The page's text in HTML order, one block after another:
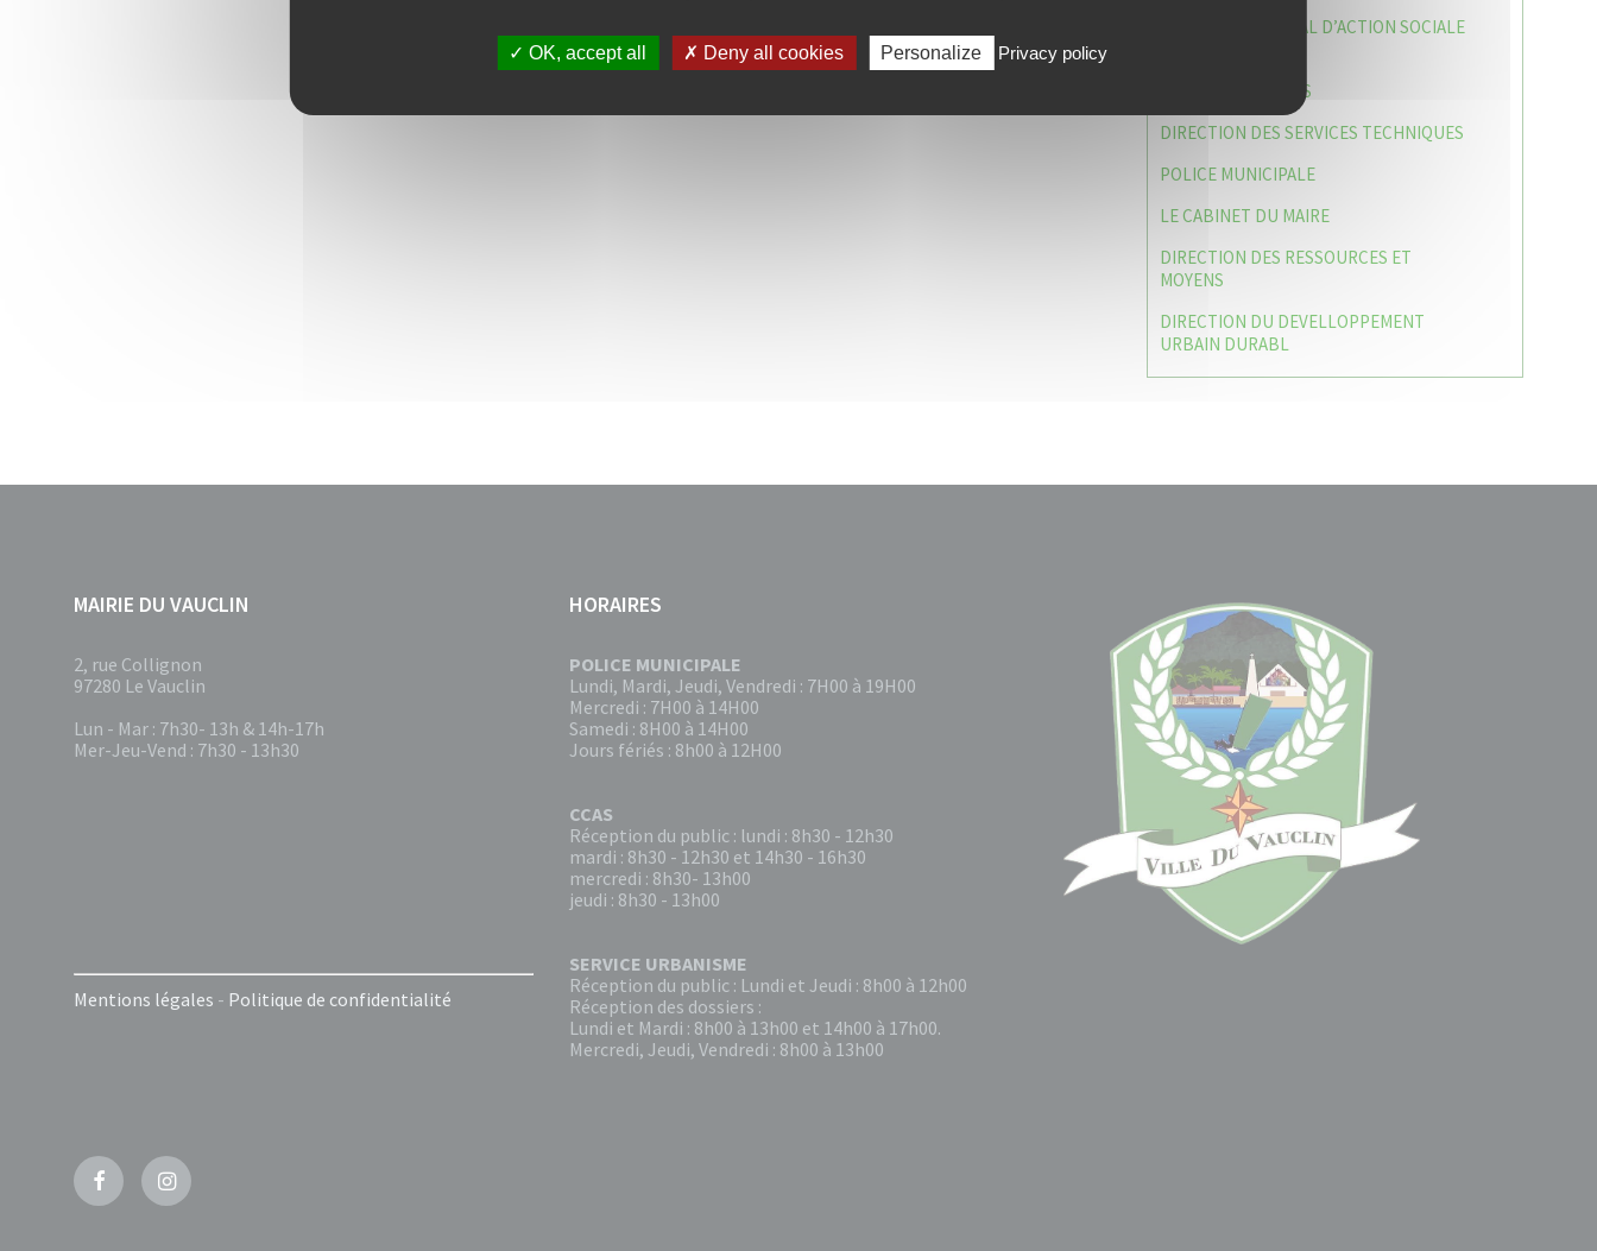
CENTRE COMMUNAL D’ACTION SOCIALE
CAISSE DES ÉCOLES
DIRECTION DES SERVICES TECHNIQUES
POLICE MUNICIPALE
LE CABINET DU MAIRE
DIRECTION DES RESSOURCES ET
MOYENS
DIRECTION DU DEVELLOPPEMENT
URBAIN DURABL
MAIRIE DU VAUCLIN
2, rue Collignon
97280 Le Vauclin
Lun - Mar : 7h30- 13h & 14h-17h
Mer-Jeu-Vend : 7h30 - 13h30
Mentions légales - Politique de confidentialité
HORAIRES
POLICE MUNICIPALE
Lundi, Mardi, Jeudi, Vendredi : 7H00 à 19H00
Mercredi : 7H00 à 14H00
Samedi : 8H00 à 14H00
Jours fériés : 8h00 à 12H00
CCAS
Réception du public : lundi : 8h30 - 12h30
mardi : 8h30 - 12h30 et 14h30 - 16h30
mercredi : 8h30- 13h00
jeudi : 8h30 - 13h00
SERVICE URBANISME
Réception du public : Lundi et Jeudi : 8h00 à 12h00
Réception des dossiers :
Lundi et Mardi : 8h00 à 13h00 et 14h00 à 17h00.
Mercredi, Jeudi, Vendredi : 8h00 à 13h00
FacebookInstagram
OK, accept all Deny all cookies Personalize Privacy policy